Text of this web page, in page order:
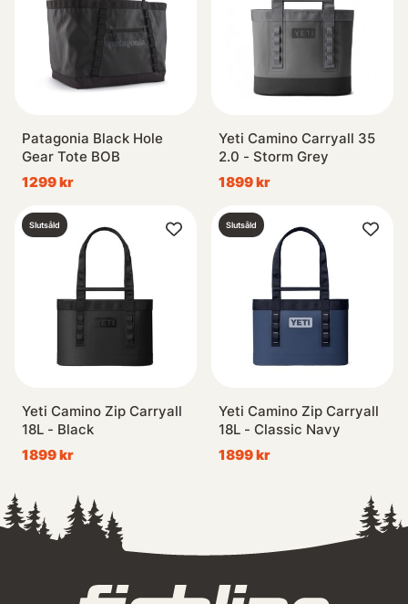
Patagonia Black Hole
Gear Tote BOB
1299 kr
Yeti Camino Carryall 35
2.0 - Storm Grey
1899 kr
Slutsåld
Yeti Camino Zip Carryall
18L - Black
1899 kr
Slutsåld
Yeti Camino Zip Carryall
18L - Classic Navy
1899 kr